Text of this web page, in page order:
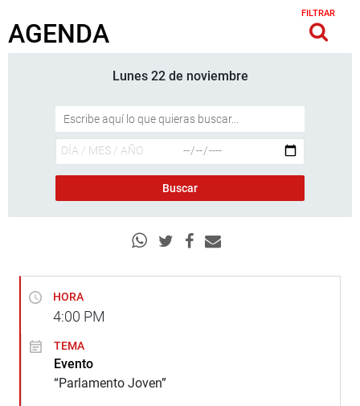
AGENDA
FILTRAR
Lunes 22 de noviembre
HORA
4:00 PM
TEMA
Evento
“Parlamento Joven”